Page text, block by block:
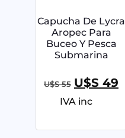
Capucha De Lycra
Aropec Para
Buceo Y Pesca
Submarina
U$S55 U$S 49
IVA inc